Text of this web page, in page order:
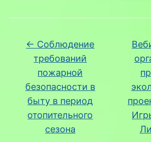
← Соблюдение
требований
пожарной
безопасности в
быту в период
отопительного
сезона